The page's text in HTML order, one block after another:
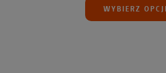
WYBIERZ